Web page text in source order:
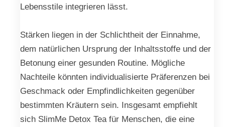
Lebensstile integrieren lässt.
Stärken liegen in der Schlichtheit der Einnahme,
dem natürlichen Ursprung der Inhaltsstoffe und der
Betonung einer gesunden Routine. Mögliche
Nachteile könnten individualisierte Präferenzen bei
Geschmack oder Empfindlichkeiten gegenüber
bestimmten Kräutern sein. Insgesamt empfiehlt
sich SlimMe Detox Tea für Menschen, die eine